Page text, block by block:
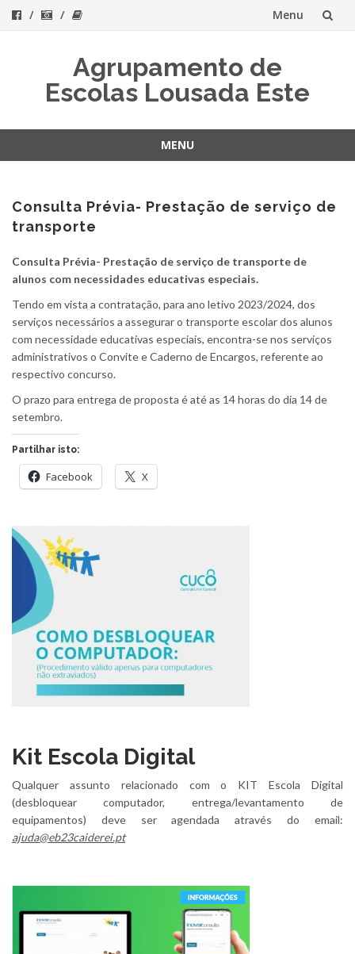
Menu
content
Agrupamento de
Escolas Lousada Este
MENU
content
Consulta Prévia- Prestação de serviço de
transporte
Consulta Prévia- Prestação de serviço de transporte de
alunos com necessidades educativas especiais.
Tendo em vista a contratação, para ano letivo 2023/2024, dos
serviços necessários a assegurar o transporte escolar dos alunos
com necessidade educativas especiais, encontra-se nos serviços
administrativos o Convite e Caderno de Encargos, referente ao
respectivo concurso.
O prazo para entrega de proposta é até as 14 horas do dia 14 de
setembro.
Partilhar isto:
Facebook X
Kit Escola Digital
Qualquer assunto relacionado com o KIT Escola Digital
(desbloquear computador, entrega/levantamento de
equipamentos) deve ser agendada através do email:
ajuda@eb23caiderei.pt